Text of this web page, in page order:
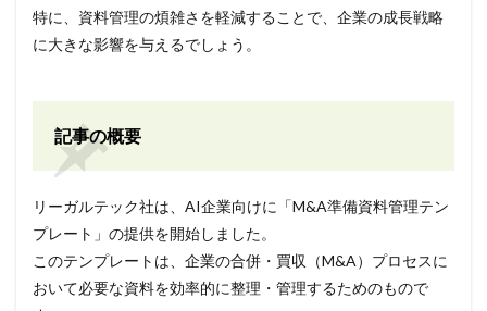
特に、資料管理の煩雑さを軽減することで、企業の成長戦略
に大きな影響を与えるでしょう。
記事の概要
リーガルテック社は、AI企業向けに「M&A準備資料管理テン
プレート」の提供を開始しました。
このテンプレートは、企業の合併・買収（M&A）プロセスに
おいて必要な資料を効率的に整理・管理するためのもので